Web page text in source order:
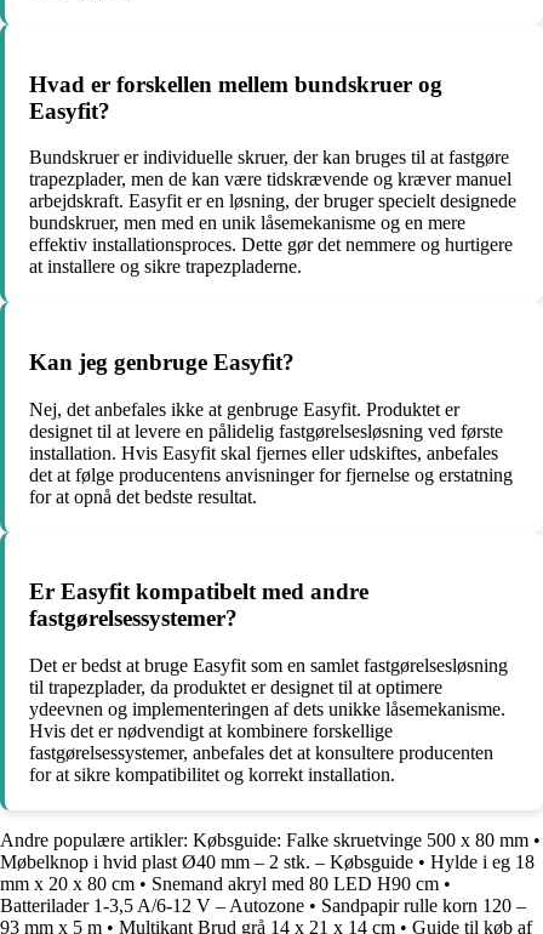
Hvad er forskellen mellem bundskruer og
Easyfit?
Bundskruer er individuelle skruer, der kan bruges til at fastgøre
trapezplader, men de kan være tidskrævende og kræver manuel
arbejdskraft. Easyfit er en løsning, der bruger specielt designede
bundskruer, men med en unik låsemekanisme og en mere
effektiv installationsproces. Dette gør det nemmere og hurtigere
at installere og sikre trapezpladerne.
Kan jeg genbruge Easyfit?
Nej, det anbefales ikke at genbruge Easyfit. Produktet er
designet til at levere en pålidelig fastgørelsesløsning ved første
installation. Hvis Easyfit skal fjernes eller udskiftes, anbefales
det at følge producentens anvisninger for fjernelse og erstatning
for at opnå det bedste resultat.
Er Easyfit kompatibelt med andre
fastgørelsessystemer?
Det er bedst at bruge Easyfit som en samlet fastgørelsesløsning
til trapezplader, da produktet er designet til at optimere
ydeevnen og implementeringen af dets unikke låsemekanisme.
Hvis det er nødvendigt at kombinere forskellige
fastgørelsessystemer, anbefales det at konsultere producenten
for at sikre kompatibilitet og korrekt installation.
Andre populære artikler: Købsguide: Falke skruetvinge 500 x 80 mm •
Møbelknop i hvid plast Ø40 mm – 2 stk. – Købsguide • Hylde i eg 18
mm x 20 x 80 cm • Snemand akryl med 80 LED H90 cm •
Batterilader 1-3,5 A/6-12 V – Autozone • Sandpapir rulle korn 120 –
93 mm x 5 m • Multikant Brud grå 14 x 21 x 14 cm • Guide til køb af